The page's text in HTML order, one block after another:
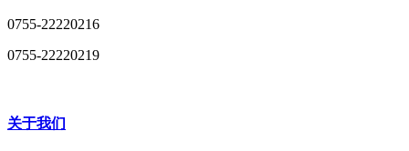
0755-22220216
0755-22220219
关于我们